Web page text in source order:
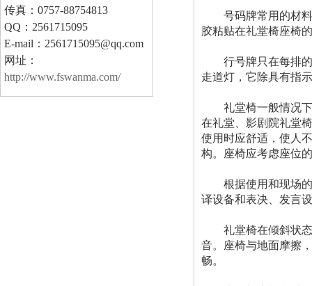
传真：0757-88754813
QQ：2561715095
E-mail：2561715095@qq.com
网址：
http://www.fswanma.com/
号码牌常用的材料
胶粘贴在礼堂椅座椅
行号牌只在每排的
走道灯，它除具有指
礼堂椅一般情况下
在礼堂、影剧院礼堂
使用时应舒适，使人
构。座椅应考虑座位
根据使用和现场的
译设备和表决、发言
礼堂椅在倾斜状态
音。座椅与地面摩擦
畅。